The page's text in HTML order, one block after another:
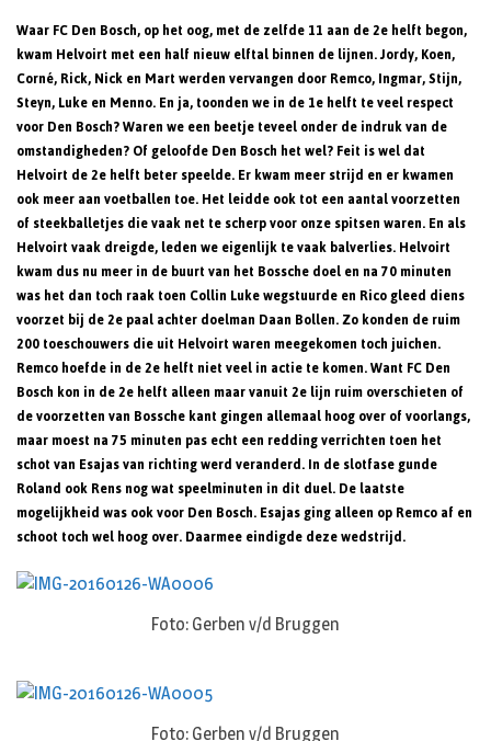
Waar FC Den Bosch, op het oog, met de zelfde 11 aan de 2e helft begon,
kwam Helvoirt met een half nieuw elftal binnen de lijnen. Jordy, Koen,
Corné, Rick, Nick en Mart werden vervangen door Remco, Ingmar, Stijn,
Steyn, Luke en Menno. En ja, toonden we in de 1e helft te veel respect
voor Den Bosch? Waren we een beetje teveel onder de indruk van de
omstandigheden? Of geloofde Den Bosch het wel? Feit is wel dat
Helvoirt de 2e helft beter speelde. Er kwam meer strijd en er kwamen
ook meer aan voetballen toe. Het leidde ook tot een aantal voorzetten
of steekballetjes die vaak net te scherp voor onze spitsen waren. En als
Helvoirt vaak dreigde, leden we eigenlijk te vaak balverlies. Helvoirt
kwam dus nu meer in de buurt van het Bossche doel en na 70 minuten
was het dan toch raak toen Collin Luke wegstuurde en Rico gleed diens
voorzet bij de 2e paal achter doelman Daan Bollen. Zo konden de ruim
200 toeschouwers die uit Helvoirt waren meegekomen toch juichen.
Remco hoefde in de 2e helft niet veel in actie te komen. Want FC Den
Bosch kon in de 2e helft alleen maar vanuit 2e lijn ruim overschieten of
de voorzetten van Bossche kant gingen allemaal hoog over of voorlangs,
maar moest na 75 minuten pas echt een redding verrichten toen het
schot van Esajas van richting werd veranderd. In de slotfase gunde
Roland ook Rens nog wat speelminuten in dit duel. De laatste
mogelijkheid was ook voor Den Bosch. Esajas ging alleen op Remco af en
schoot toch wel hoog over. Daarmee eindigde deze wedstrijd.
Foto: Gerben v/d Bruggen
Foto: Gerben v/d Bruggen